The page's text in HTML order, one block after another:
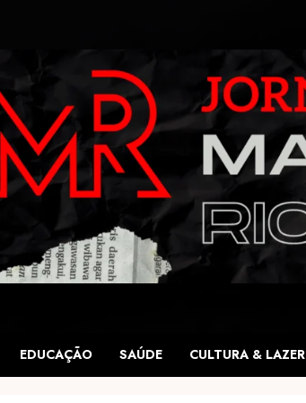
EDUCAÇÃO SAÚDE CULTURA & LAZER